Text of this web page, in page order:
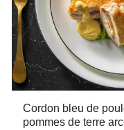
Cordon bleu de
pommes de terre